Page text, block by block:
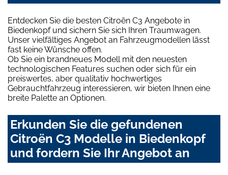
Entdecken Sie die besten Citroën C3 Angebote in
Biedenkopf und sichern Sie sich Ihren Traumwagen.
Unser vielfältiges Angebot an Fahrzeugmodellen lässt
fast keine Wünsche offen.
Ob Sie ein brandneues Modell mit den neuesten
technologischen Features suchen oder sich für ein
preiswertes, aber qualitativ hochwertiges
Gebrauchtfahrzeug interessieren, wir bieten Ihnen eine
breite Palette an Optionen.
Erkunden Sie die gefundenen
Citroën C3 Modelle in Biedenkopf
und fordern Sie Ihr Angebot an